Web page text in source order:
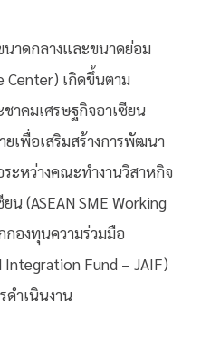
นาดกลางและขนาดย่อม
Center) เกิดขึ้นตาม
าคมเศรษฐกิจอาเซียน
ยเพื่อเสริมสร้างการพัฒนา
ระหว่างคณะทำงานวิสาหกิจ
ยน (ASEAN SME Working
กองทุนความร่วมมือ
Fund – JAIF)
ดำเนินงาน